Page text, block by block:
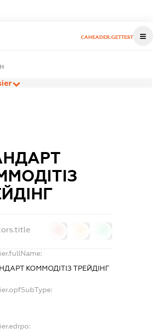
CAHEADER.GETTEST
КОММОДІТІЗ ТРЕЙДІНГ